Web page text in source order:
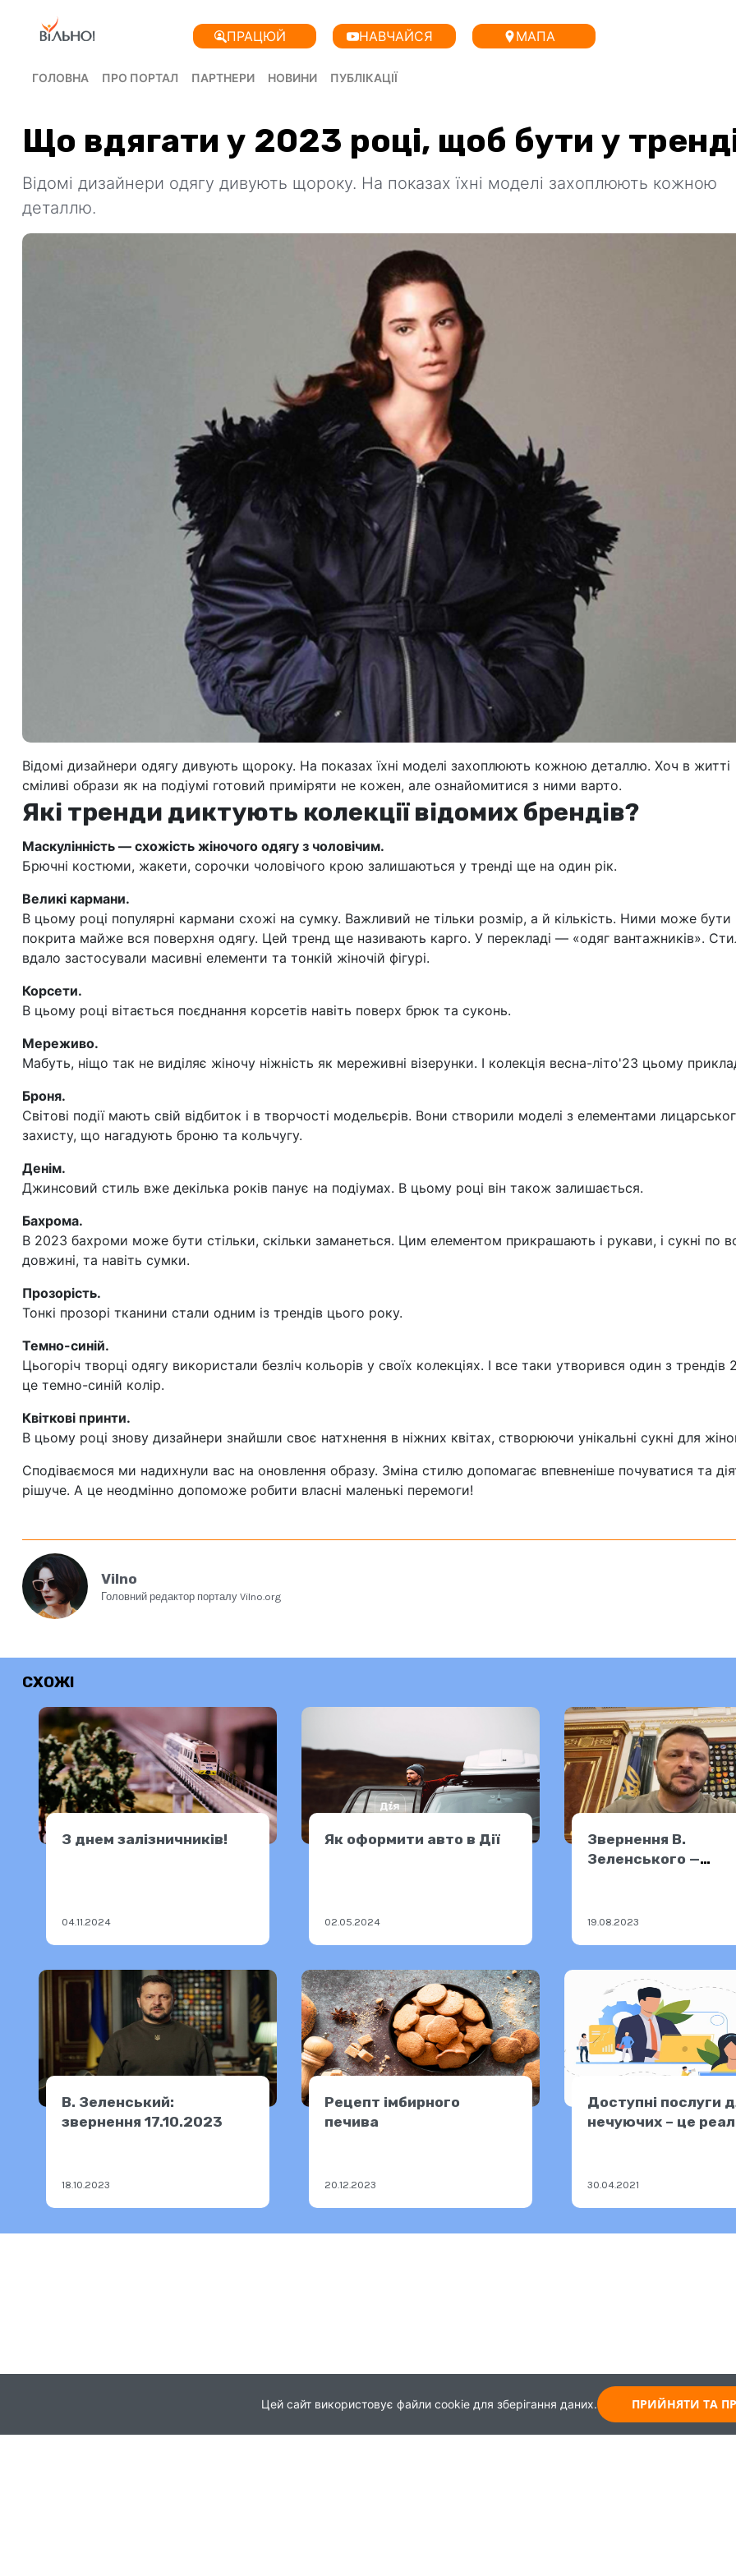
ПРАЦЮЙ НАВЧАЙСЯ МАПА
ГОЛОВНА ПРО ПОРТАЛ ПАРТНЕРИ НОВИНИ ПУБЛІКАЦІЇ
Що вдягати у 2023 році, щоб бути у
Відомі дизайнери одягу дивують щороку. На показах їхні моделі захоплюють кожною
деталлю.
Відомі дизайнери одягу дивують щороку. На показах їхні моделі захоплюють кожною деталлю. Хоч в житті
сміливі образи як на подіумі готовий приміряти не кожен, але ознайомитися з ними варто.
Які тренди диктують колекції відомих брендів?
Маскулінність — схожість жіночого одягу з чоловічим.
Брючні костюми, жакети, сорочки чоловічого крою залишаються у тренді ще на один рік.
Великі кармани.
В цьому році популярні кармани схожі на сумку. Важливий не тільки розмір, а й кількість. Ними може бути
покрита майже вся поверхня одягу. Цей тренд ще називають карго. У перекладі — «одяг вантажників».
вдало застосували масивні елементи та тонкій жіночій фігурі.
Корсети.
В цьому році вітається поєднання корсетів навіть поверх брюк та суконь.
Мереживо.
Мабуть, ніщо так не виділяє жіночу ніжність як мереживні візерунки. І колекція весна-літо'23 цьому
Броня.
Світові події мають свій відбиток і в творчості модельєрів. Вони створили моделі з елементами
захисту, що нагадують броню та кольчугу.
Денім.
Джинсовий стиль вже декілька років панує на подіумах. В цьому році він також залишається.
Бахрома.
В 2023 бахроми може бути стільки, скільки заманеться. Цим елементом прикрашають і рукави, і сукні по
довжині, та навіть сумки.
Прозорість.
Тонкі прозорі тканини стали одним із трендів цього року.
Темно-синій.
Цьогоріч творці одягу використали безліч кольорів у своїх колекціях. І все таки утворився один з
це темно-синій колір.
Квіткові принти.
В цьому році знову дизайнери знайшли своє натхнення в ніжних квітах, створюючи унікальні сукні для
Сподіваємося ми надихнули вас на оновлення образу. Зміна стилю допомагає впевненіше почуватися та
рішуче. А це неодмінно допоможе робити власні маленькі перемоги!
Vilno
Головний редактор порталу Vilno.org
СХОЖІ
З днем залізничників!
04.11.2024
Як оформити авто в Дії
02.05.2024
Звернення В.
Зеленського —
19.08.2023
В. Зеленський:
звернення 17.10.2023
18.10.2023
Рецепт імбирного
печива
20.12.2023
Доступні послуги
нечуючих – це
30.04.2021
Цей сайт використовує файли cookie для зберігання даних. ПРИЙНЯТИ ТА